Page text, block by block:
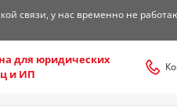
связи, у нас временно не
для юридических
и ИП